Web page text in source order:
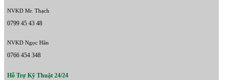
NVKD Mr. Thạch
0799 45 43 48
NVKD Ngọc Hân
0766 454 348
Hỗ Trợ Kỹ Thuật 24/24